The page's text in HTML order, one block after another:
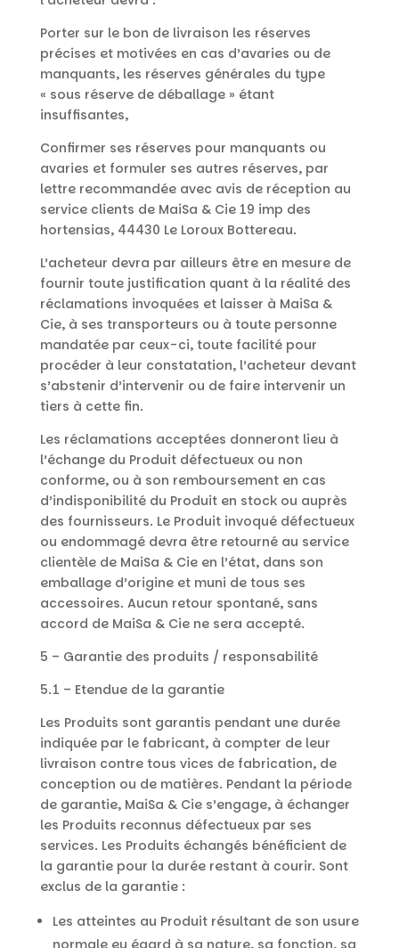
Porter sur le bon de livraison les réserves
précises et motivées en cas d’avaries ou de
manquants, les réserves générales du type
« sous réserve de déballage » étant
insuffisantes,
Confirmer ses réserves pour manquants ou
avaries et formuler ses autres réserves, par
lettre recommandée avec avis de réception au
service clients de MaiSa & Cie 19 imp des
hortensias, 44430 Le Loroux Bottereau.
L’acheteur devra par ailleurs être en mesure de
fournir toute justification quant à la réalité des
réclamations invoquées et laisser à MaiSa &
Cie, à ses transporteurs ou à toute personne
mandatée par ceux-ci, toute facilité pour
procéder à leur constatation, l’acheteur devant
s’abstenir d’intervenir ou de faire intervenir un
tiers à cette fin.
Les réclamations acceptées donneront lieu à
l’échange du Produit défectueux ou non
conforme, ou à son remboursement en cas
d’indisponibilité du Produit en stock ou auprès
des fournisseurs. Le Produit invoqué défectueux
ou endommagé devra être retourné au service
clientèle de MaiSa & Cie en l’état, dans son
emballage d’origine et muni de tous ses
accessoires. Aucun retour spontané, sans
accord de MaiSa & Cie ne sera accepté.
5 – Garantie des produits / responsabilité
5.1 – Etendue de la garantie
Les Produits sont garantis pendant une durée
indiquée par le fabricant, à compter de leur
livraison contre tous vices de fabrication, de
conception ou de matières. Pendant la période
de garantie, MaiSa & Cie s’engage, à échanger
les Produits reconnus défectueux par ses
services. Les Produits échangés bénéficient de
la garantie pour la durée restant à courir. Sont
exclus de la garantie :
Les atteintes au Produit résultant de son usure
normale eu égard à sa nature, sa fonction, sa